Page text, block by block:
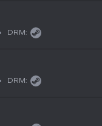
DRM:
DRM: